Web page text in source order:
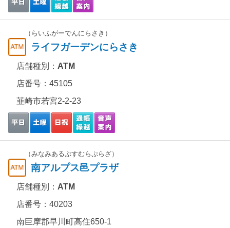
（らいふがーでんにらさき）
ライフガーデンにらさき
店舗種別： ATM
店番号：45105
韮崎市若宮2-2-23
（みなみあるぷすむらぷらざ）
南アルプス邑プラザ
店舗種別： ATM
店番号：40203
南巨摩郡早川町高住650-1